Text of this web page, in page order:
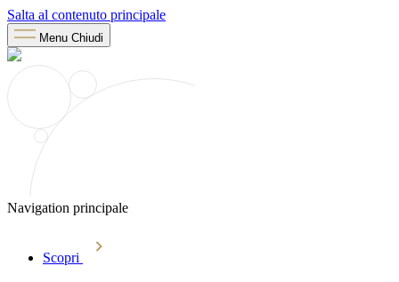
Salta al contenuto principale
Menu Chiudi
Navigation principale
Scopri